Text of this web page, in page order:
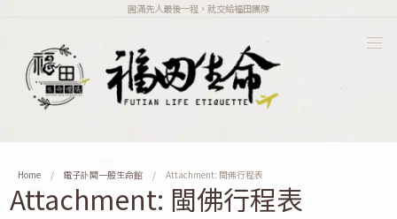
圓滿先人最後一程，就交給福田團隊
Home 電子訃聞一般生命館 Attachment: 閩佛行程表
Attachment: 閩佛行程表